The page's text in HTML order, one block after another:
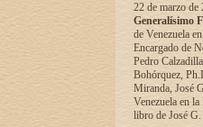
22 de marzo
Generalísimo
de Venezuela
Encargado de
Pedro
Bohórquez,
Miranda, José
Venezuela en
libro de José